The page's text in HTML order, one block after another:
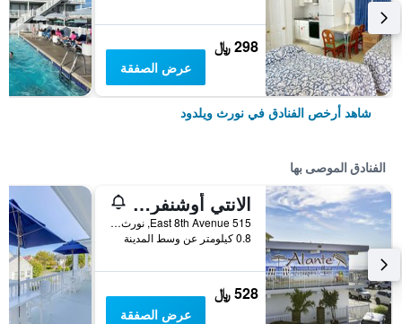
298 ﷼
عرض الصفقة
شاهد أرخص الفنادق في نورث ويلدود
الفنادق الموصى بها
الانتي أوشنفرونت موتل
515 East 8th Avenue, نورث ويلدود, NJ, الولايات المتحدة الأميريكية
0.8 كيلومتر عن وسط المدينة
528 ﷼
عرض الصفقة